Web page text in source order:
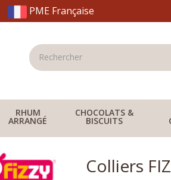
PME Française
RHUM
ARRANGÉ
CHOCOLATS &
BISCUITS
Colliers